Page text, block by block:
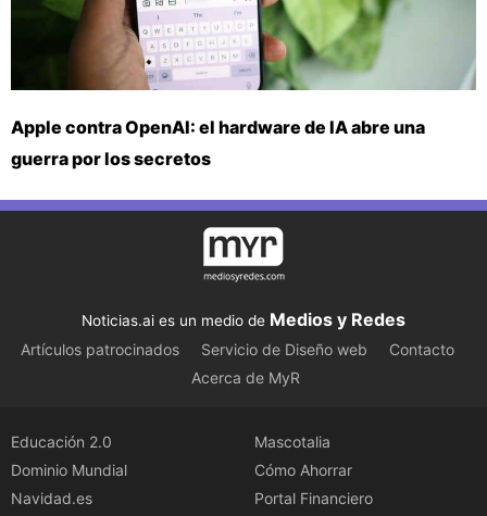
Apple contra OpenAI: el hardware de IA abre una
guerra por los secretos
Noticias.ai es un medio de Medios y Redes
Artículos patrocinados Servicio de Diseño web
Contacto
Acerca de MyR
Educación 2.0
Dominio Mundial
Navidad.es
Mascotalia
Cómo Ahorrar
Portal Financiero